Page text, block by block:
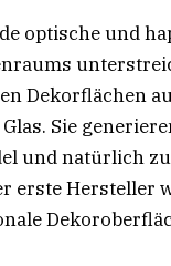
optische und
Dekorflächen
Sie
und natürlich
erste Hersteller